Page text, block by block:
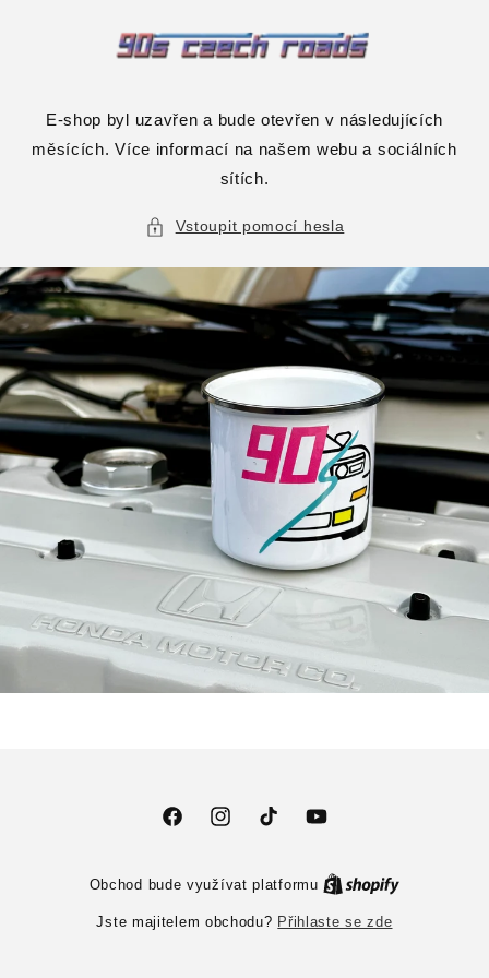
E-shop byl uzavřen a bude otevřen v následujících
měsících. Více informací na našem webu a sociálních
sítích.
Vstoupit pomocí hesla
FacebookInstagramTikTok YouTube
Obchod bude využívat platformu
Jste majitelem obchodu? Přihlaste se zde